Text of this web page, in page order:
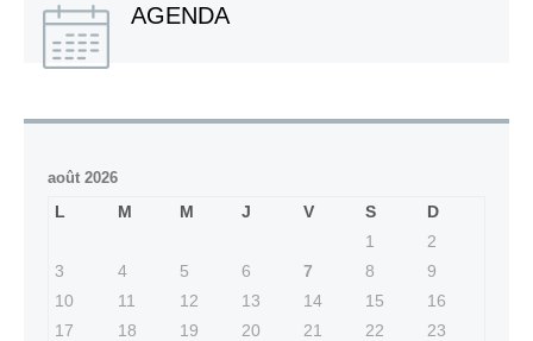
AGENDA
août 2026
L M M J V S
D
1
2
3
4 5 6 7 8
9
10
11 12 13 14 15
16
17
18 19 20 21 22
23